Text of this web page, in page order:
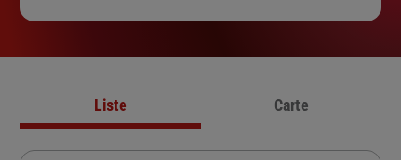
Liste Carte